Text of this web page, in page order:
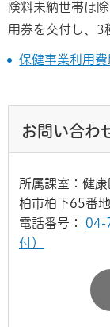
険料未納世帯は
用券を交付し、3
保健事業利用費
お問い合わ
所属課室：健
柏市柏下65番
電話番号：
04-
付）